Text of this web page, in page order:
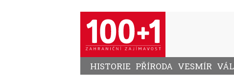
HISTORIE PŘÍRODA VESMÍR